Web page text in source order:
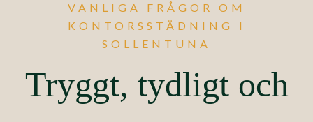
VANLIGA FRÅGOR OM
KONTORSSTÄDNING I
SOLLENTUNA
Tryggt, tydligt och